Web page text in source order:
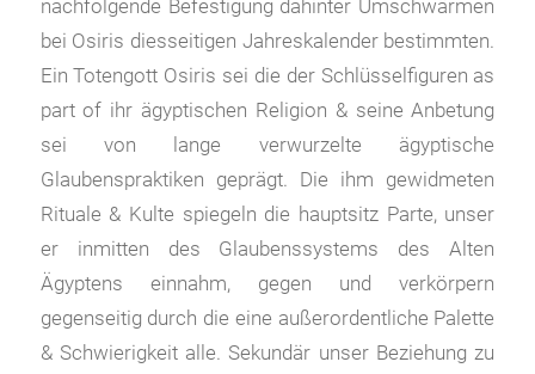
nachfolgende Befestigung dahinter Umschwärmen
bei Osiris diesseitigen Jahreskalender bestimmten.
Ein Totengott Osiris sei die der Schlüsselfiguren as
part of ihr ägyptischen Religion & seine Anbetung
sei von lange verwurzelte ägyptische
Glaubenspraktiken geprägt. Die ihm gewidmeten
Rituale & Kulte spiegeln die hauptsitz Parte, unser
er inmitten des Glaubenssystems des Alten
Ägyptens einnahm, gegen und verkörpern
gegenseitig durch die eine außerordentliche Palette
& Schwierigkeit alle. Sekundär unser Beziehung zu